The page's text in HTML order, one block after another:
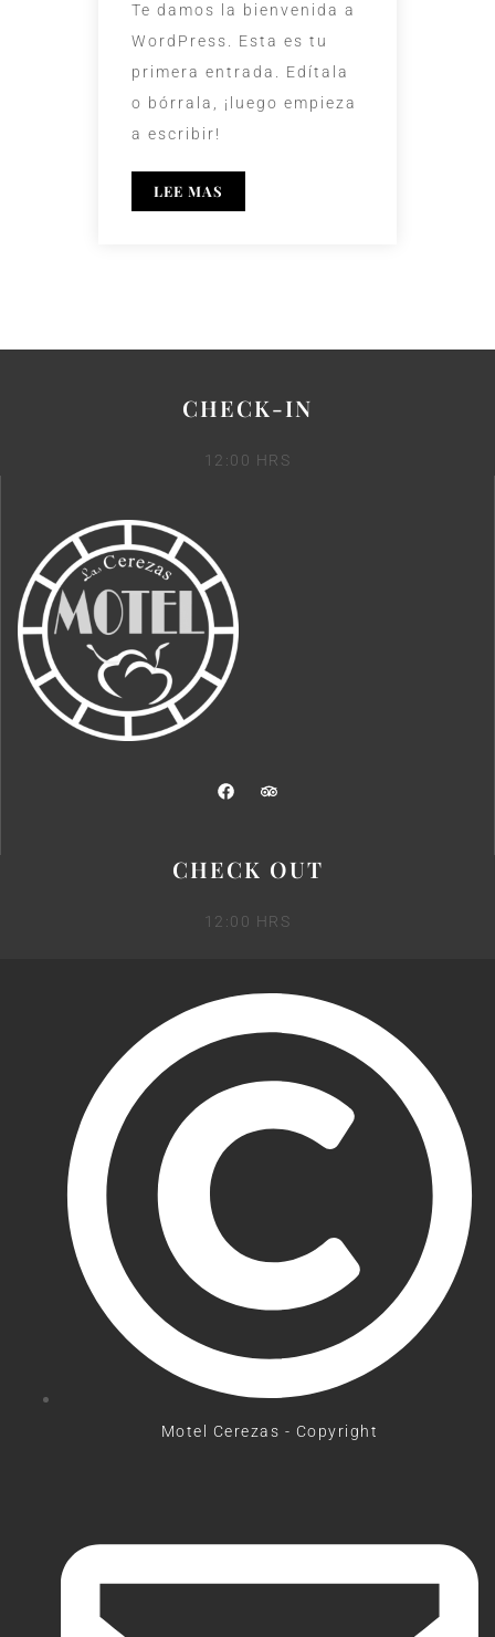
Te damos la bienvenida a
WordPress. Esta es tu
primera entrada. Edítala
o bórrala, ¡luego empieza
a escribir!
LEE MAS
CHECK-IN
12:00 HRS
CHECK OUT
12:00 HRS
Motel Cerezas - Copyright